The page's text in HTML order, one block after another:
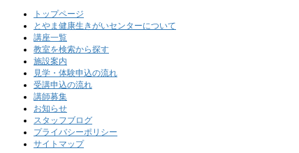
トップページ
とやま健康生きがいセンターについて
講座一覧
教室を検索から探す
施設案内
見学・体験申込の流れ
受講申込の流れ
講師募集
お知らせ
スタッフブログ
プライバシーポリシー
サイトマップ